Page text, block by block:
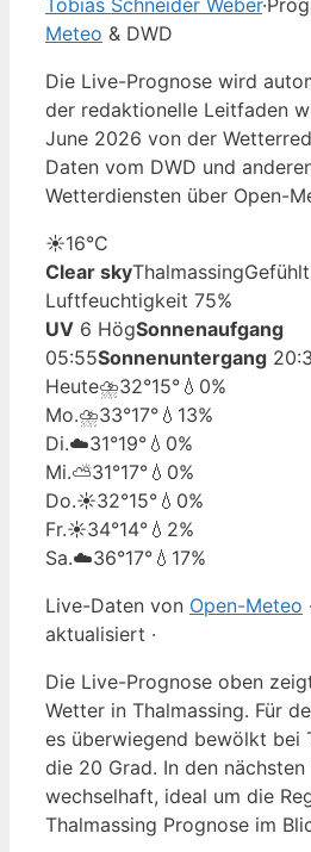
Meteo & DWD
Die Live-Prognose wird
der redaktionelle Leitfaden
June 2026 von der
Daten vom DWD und
Wetterdiensten über Open-
☀️16°C
Clear skyThalmassingGefühlt
Luftfeuchtigkeit 75%
UV 6 HögSonnenaufgang
05:55Sonnenuntergang
Heute⛈️32°15° 💧0%
Mo.⛈️33°17° 💧13%
Di.☁️31°19° 💧0%
Mi.⛅31°17° 💧0%
Do.☀️32°15° 💧0%
Fr.☀️34°14° 💧2%
Sa.☁️36°17° 💧17%
Live-Daten von Open-Meteo
aktualisiert ·
Die Live-Prognose oben
Wetter in Thalmassing. Für
es überwiegend bewölkt bei
die 20 Grad. In den
wechselhaft, ideal um die
Thalmassing Prognose im